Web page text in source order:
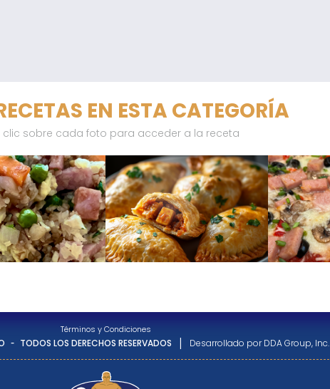
EN ESTA CATEGORÍA
clic sobre cada foto para acceder a la receta
Términos y Condiciones
- TODOS LOS DERECHOS RESERVADOS | Desarrollado por DDA Group, Inc.